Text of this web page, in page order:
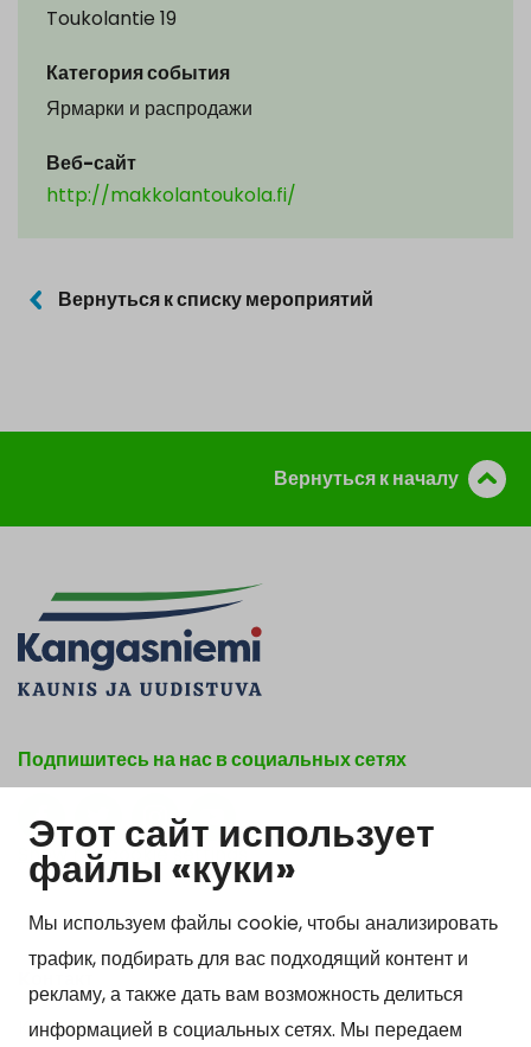
Этот сайт использует
файлы «куки»
Мы используем файлы cookie, чтобы анализировать
трафик, подбирать для вас подходящий контент и
рекламу, а также дать вам возможность делиться
информацией в социальных сетях. Мы передаем
Toukolantie 19
Категория события
Ярмарки и распродажи
Веб-сайт
http://makkolantoukola.fi/
Вернуться к списку мероприятий
Вернуться к началу
Подпишитесь на нас в социальных сетях
Show my cookie settings
Kangasniemen kunta